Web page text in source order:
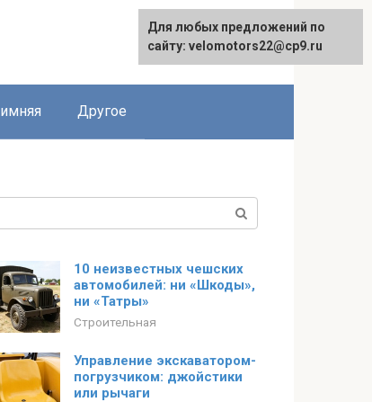
Другое
10 неизвестных чешских
автомобилей: ни «Шкоды»,
ни «Татры»
Строительная
Управление экскаватором-
погрузчиком: джойстики
или рычаги
Для любых предложений по
сайту: velomotors22@cp9.ru